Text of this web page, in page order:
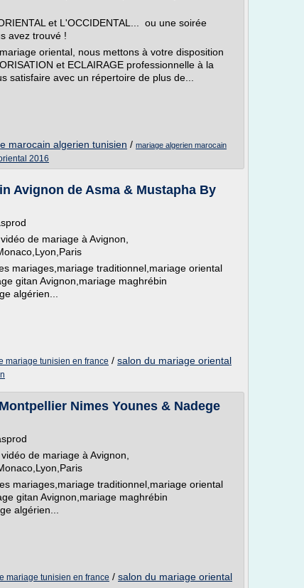
et L'OCCIDENTAL... ou une soirée
avez trouvé !
oriental, nous mettons à votre disposition
et ECLAIRAGE professionnelle à la
satisfaire avec un répertoire de plus de...
marocain algerien tunisien / mariage algerien marocain
2016
Avignon de Asma & Mustapha By
de mariage à Avignon,
mariages,mariage traditionnel,mariage oriental
gitan Avignon,mariage maghrébin
algérien...
mariage tunisien en france / salon du mariage oriental
Nimes Younes & Nadege
de mariage à Avignon,
mariages,mariage traditionnel,mariage oriental
gitan Avignon,mariage maghrébin
algérien...
mariage tunisien en france / salon du mariage oriental